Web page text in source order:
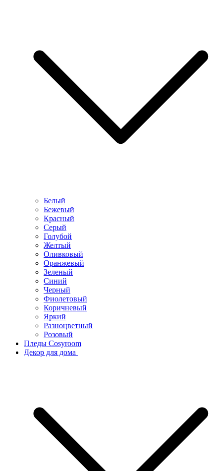
Белый
Бежевый
Красный
Серый
Голубой
Желтый
Оливковый
Оранжевый
Зеленый
Синий
Черный
Фиолетовый
Коричневый
Яркий
Разноцветный
Розовый
Пледы Cosyroom
Декор для дома